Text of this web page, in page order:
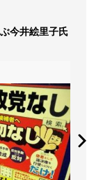
今井絵里子氏